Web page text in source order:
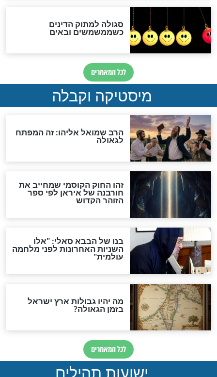
מה יהיה בימות המשיח?
"לפני הגאולה תהיה אפיקורסות
והכחשה גדולה מאוד של
האמונה"
האם לאחר בוא המשיח יהיה
אפשר לחזור בתשובה?
לכל המאמרים
להמתקת הדינים וביטול
גזרות